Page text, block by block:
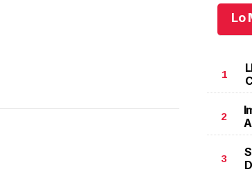
| 03 10 2025 con Rodolfo Flores. Santiago
Octubre
Lo
1
2
3